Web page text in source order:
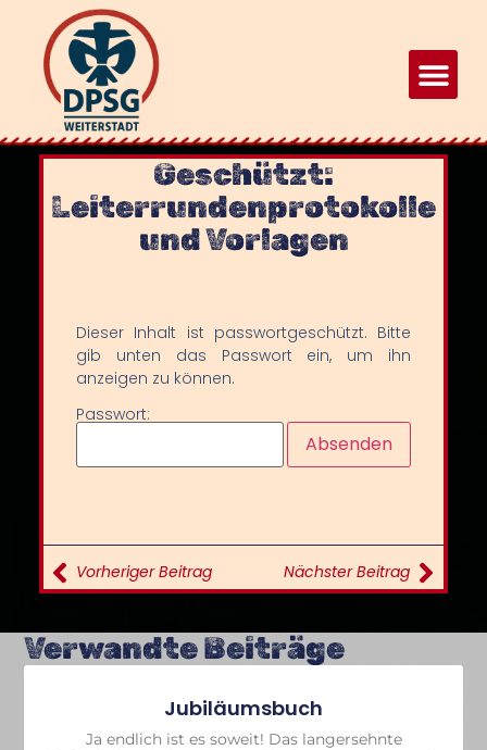
Geschützt:
Leiterrundenprotokolle
und Vorlagen
Dieser Inhalt ist passwortgeschützt. Bitte
gib unten das Passwort ein, um ihn
anzeigen zu können.
Passwort:
Vorheriger Beitrag Nächster Beitrag
Verwandte Beiträge
Jubiläumsbuch
Ja endlich ist es soweit! Das langersehnte